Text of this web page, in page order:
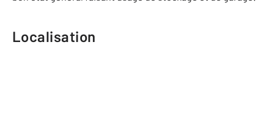
Localisation